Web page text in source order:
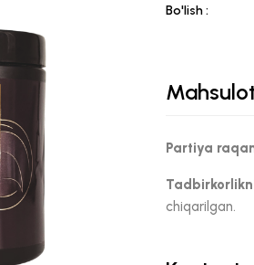
Bo'lish :
Partiya
chiqarilgan.